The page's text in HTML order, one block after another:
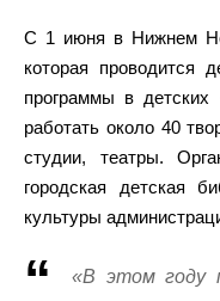
С 1 июня в Нижнем
которая проводится
программы в детских
работать около 40
студии, театры.
городская детская
культуры
«В этом году